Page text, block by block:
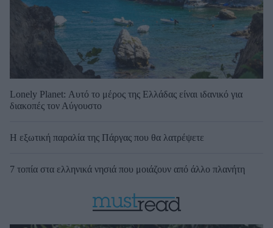
Lonely Planet: Αυτό το μέρος της Ελλάδας είναι ιδανικό για
διακοπές τον Αύγουστο
Η εξωτική παραλία της Πάργας που θα λατρέψετε
7 τοπία στα ελληνικά νησιά που μοιάζουν από άλλο πλανήτη